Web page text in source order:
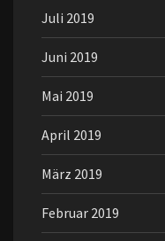
Juli 2019
Juni 2019
Mai 2019
April 2019
März 2019
Februar 2019